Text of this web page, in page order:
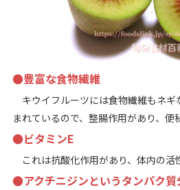
●豊富な食物繊維
キウイフルーツには食物繊維もネギ
まれているので、整腸作用があり、便
●ビタミンE
これは抗酸化作用があり、体内の活
●アクチニジンというタンパク質